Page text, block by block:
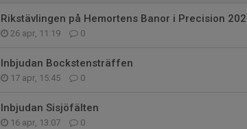
Rikstävlingen på Hemortens Banor i Precision
26 apr, 11:19 0
Inbjudan Bockstensträffen
17 apr, 15:45 0
Inbjudan Sisjöfälten
16 apr, 13:07 0